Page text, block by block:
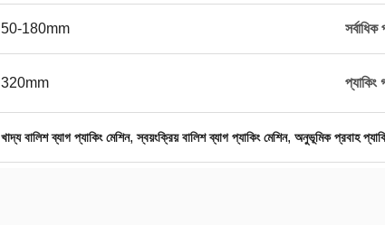
50-180mm
320mm প্যাকিং
খাদ্য বালিশ ব্যাগ প্যাকিং মেশিন,স্বয়ংক্রিয় বালিশ ব্যাগ প্যাকিং মেশিন, অনুভূমিক প্রবাহ